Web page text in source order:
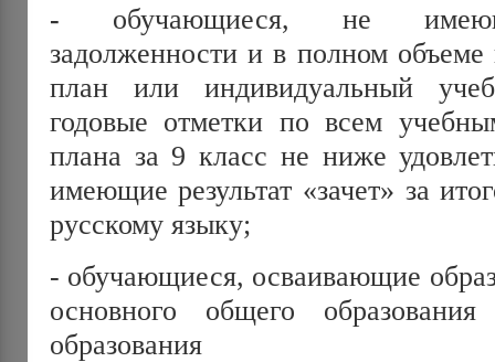
- обучающиеся, не
задолженности и в полном
план или индивидуальный
годовые отметки по всем
плана за 9 класс не ниже
имеющие результат «зачет» за
русскому языку;
- обучающиеся, осваивающие
основного общего
образования